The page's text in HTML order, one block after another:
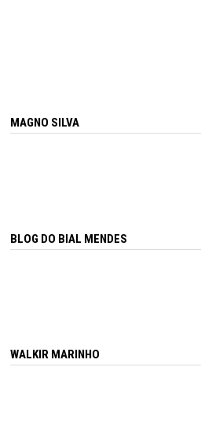
MAGNO SILVA
BLOG DO BIAL MENDES
WALKIR MARINHO